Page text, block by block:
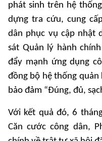
phát sinh trên hệ
dựng tra cứu, cung
dân phục vụ cập nhật
sát Quản lý hành
đẩy mạnh ứng dụng
đồng bộ hệ thống quản
bảo đảm “Đúng, đủ,
Với kết quả đó, 6
Căn cước công dân,